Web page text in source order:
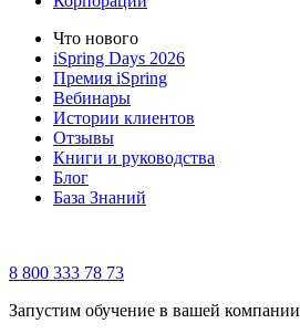
Что нового
iSpring Days 2026
Премия iSpring
Вебинары
Истории клиентов
Отзывы
Книги и руководства
Блог
База Знаний
8 800 333 78 73
Запустим обучение в вашей компании